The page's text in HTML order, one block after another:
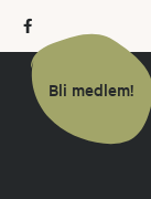
Bli medlem!